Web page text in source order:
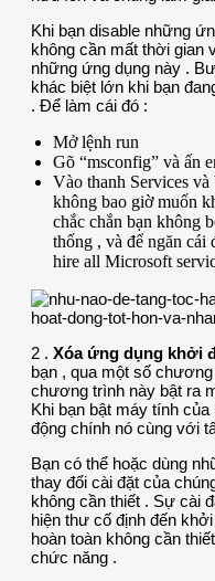
Khi bạn disable những
không cần mất thời gian
những ứng dụng này .
khác biệt lớn khi bạn
. Để làm cái đó :
Mở lệnh run
Gõ “msconfig” và ấn
Vào thanh Services
không bao giờ muốn
chắc chắn bạn không
thống , và để ngăn cái
hire all Microsoft
2 . Xóa ứng dụng khởi
bạn , qua một số
chương trình này bật ra
Khi bạn bật máy tính
động chính nó cùng với
Bạn có thể hoặc dùng
thay đổi cài đặt của
không cần thiết . Sự cài
hiện thư cố định đến
hoàn toàn không cần
chức năng .